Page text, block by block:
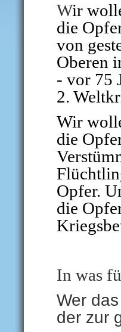
Wir
die
von
Oberen
- vor 75
2.
Wir
die
Opfer.
die
In was
Wer
der zur